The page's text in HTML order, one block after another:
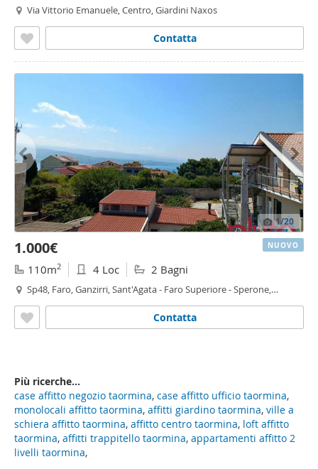
Via Vittorio Emanuele, Centro, Giardini Naxos
Contatta
1/20
1.000€
110m2 4 Loc 2 Bagni
Sp48, Faro, Ganzirri, Sant'Agata - Faro Superiore - Sperone,
Contatta
NUOVO
Più ricerche...
case affitto negozio taormina, case affitto ufficio taormina,
monolocali affitto taormina, affitti giardino taormina, ville a
schiera affitto taormina, affitto centro taormina, loft affitto
taormina, affitti trappitello taormina, appartamenti affitto 2
livelli taormina,